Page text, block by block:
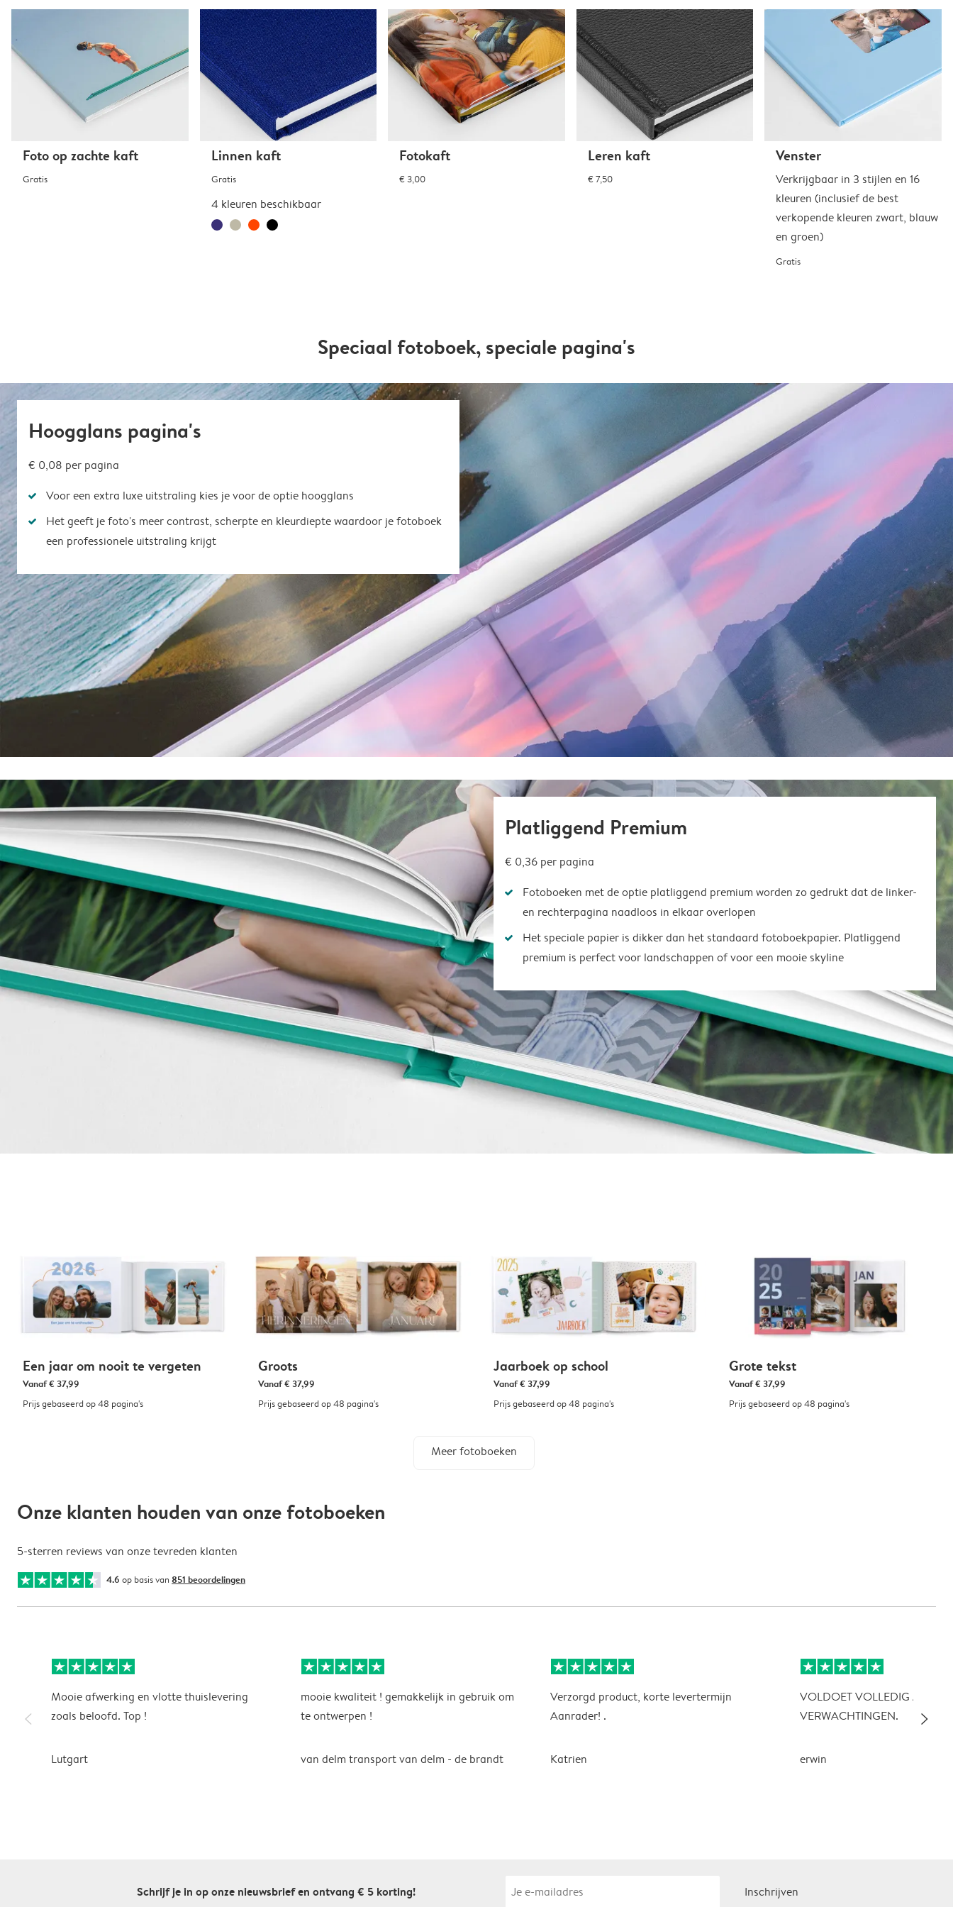
Foto op zachte kaft
Gratis
Linnen kaft
Gratis
4 kleuren beschikbaar
Fotokaft
€ 3,00
Leren kaft
€ 7,50
Venster
Verkrijgbaar in 3 stijlen en 16
kleuren (inclusief de best
verkopende kleuren zwart, blauw
en groen)
Gratis
Speciaal fotoboek, speciale pagina's
Hoogglans pagina's
€ 0,08 per pagina
Voor een extra luxe uitstraling kies je voor de optie hoogglans
Het geeft je foto's meer contrast, scherpte en kleurdiepte waardoor je fotoboek
een professionele uitstraling krijgt
Platliggend Premium
€ 0,36 per pagina
Fotoboeken met de optie platliggend premium worden zo gedrukt dat de linker-
en rechterpagina naadloos in elkaar overlopen
Het speciale papier is dikker dan het standaard fotoboekpapier. Platliggend
premium is perfect voor landschappen of voor een mooie skyline
Een jaar om nooit te vergeten
Vanaf€ 37,99
Prijs gebaseerd op 48 pagina's
Groots
Vanaf€ 37,99
Prijs gebaseerd op 48 pagina's
Jaarboek op school
Vanaf€ 37,99
Prijs gebaseerd op 48 pagina's
Grote tekst
Vanaf€ 37,99
Prijs gebaseerd op 48 pagina's
Meer fotoboeken
Onze klanten houden van onze fotoboeken
5-sterren reviews van onze tevreden klanten
4.6 op basis van 851 beoordelingen
slim_arrow_left
Mooie afwerking en vlotte thuislevering
zoals beloofd. Top !
Lutgart
mooie kwaliteit ! gemakkelijk in gebruik om
te ontwerpen !
van delm transport van delm - de brandt
Verzorgd product, korte levertermijn
Aanrader! .
Katrien
VOLDOET VOLLEDIG AAN
VERWACHTINGEN.
erwin
slim_arrow_right
Schrijf je in op onze nieuwsbrief en ontvang € 5 korting! Inschrijven